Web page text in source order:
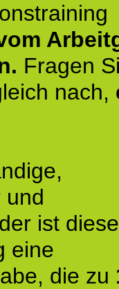
Fragen
nach,
und
ist diese
eine
die zu